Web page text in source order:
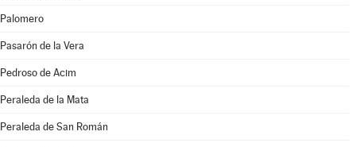
Palomero
Pasarón de la Vera
Pedroso de Acim
Peraleda de la Mata
Peraleda de San Román